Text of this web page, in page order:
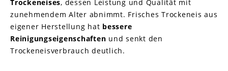
Trockeneises, dessen Leistung und Qualität mit
zunehmendem Alter abnimmt. Frisches Trockeneis aus
eigener Herstellung hat bessere
Reinigungseigenschaften und senkt den
Trockeneisverbrauch deutlich.